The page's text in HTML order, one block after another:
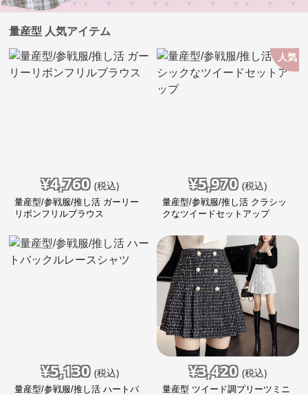
量産型 人気アイテム
¥4,760 (税込)
量産型/参戦服/推し活 ガーリー
リボンフリルブラウス
人気
¥5,970 (税込)
量産型/参戦服/推し活 クラシッ
クなツイードセットアップ
¥5,130 (税込)
量産型/参戦服/推し活 ハートバ
¥3,420 (税込)
量産型 ツイード調プリーツミニ